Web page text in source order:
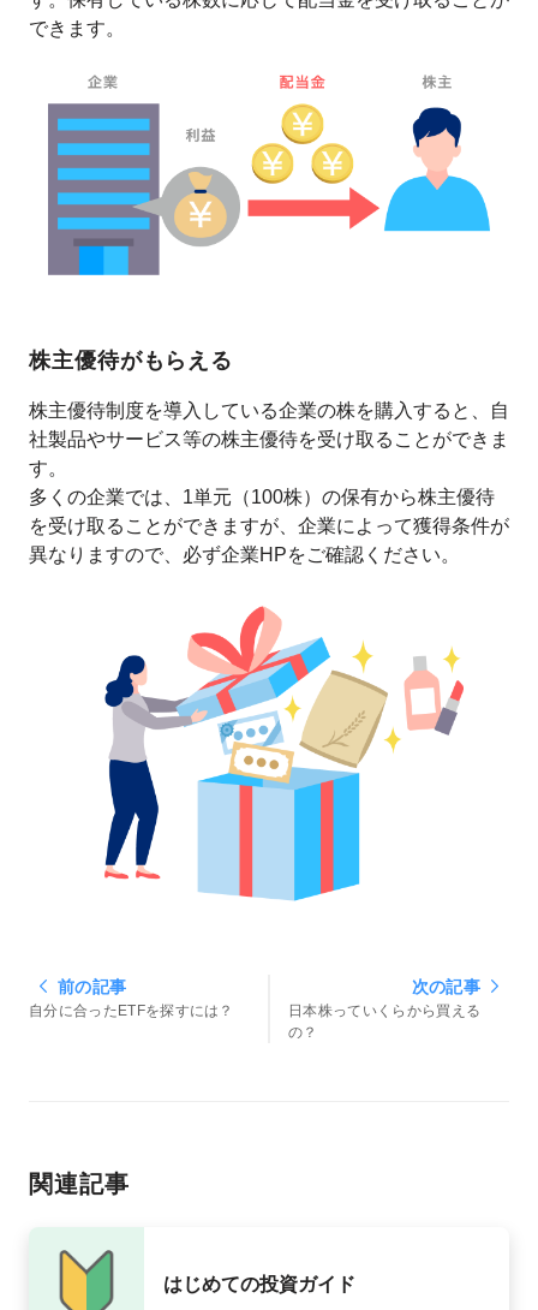
できます。
株主優待がもらえる
株主優待制度を導入している企業の株を購入すると、自
社製品やサービス等の株主優待を受け取ることができま
す。
多くの企業では、1単元（100株）の保有から株主優待
を受け取ることができますが、企業によって獲得条件が
異なりますので、必ず企業HPをご確認ください。
前の記事
自分に合ったETFを探すには？
次の記事
日本株っていくらから買える
の？
関連記事
はじめての投資ガイド